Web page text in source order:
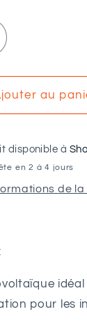
au
disponible à
en 2 à 4 jours
de
pour les